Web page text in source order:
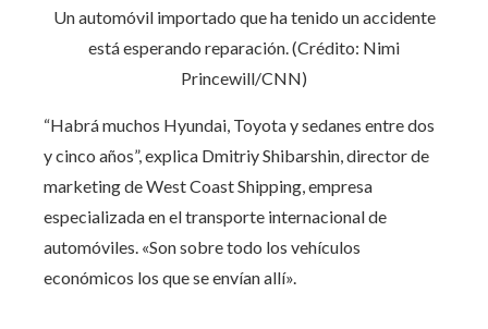
Un automóvil importado que ha tenido un accidente
está esperando reparación. (Crédito: Nimi
Princewill/CNN)
“Habrá muchos Hyundai, Toyota y sedanes entre dos
y cinco años”, explica Dmitriy Shibarshin, director de
marketing de West Coast Shipping, empresa
especializada en el transporte internacional de
automóviles. «Son sobre todo los vehículos
económicos los que se envían allí».